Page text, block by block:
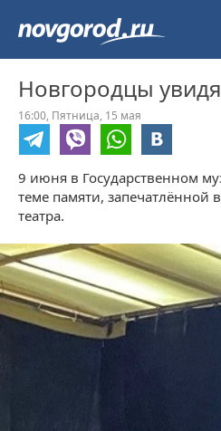
Новгородцы
16:00, Пятница, 15 мая
9 июня в Государственном
теме памяти,
театра.